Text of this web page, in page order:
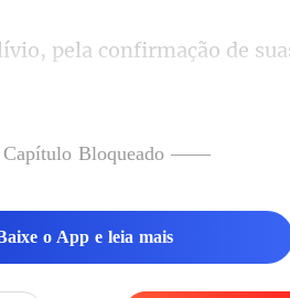
pela confir
Bloqueado ——
o App e leia mais